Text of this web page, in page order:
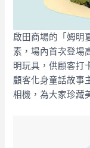
啟田商場的「姆明
素，場內首次登場
明玩具，供顧客打
顧客化身童話故事
相機，為大家珍藏